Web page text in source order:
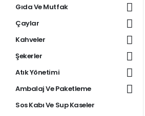
Gıda Ve Mutfak
Çaylar
Kahveler
Şekerler
Atık Yönetimi
Ambalaj Ve Paketleme
Sos Kabı Ve Sup Kaseler